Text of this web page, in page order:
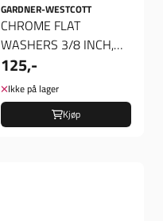
GARDNER-WESTCOTT
CHROME FLAT
WASHERS 3/8 INCH,
Skive
125,-
Ikke på lager
Kjøp